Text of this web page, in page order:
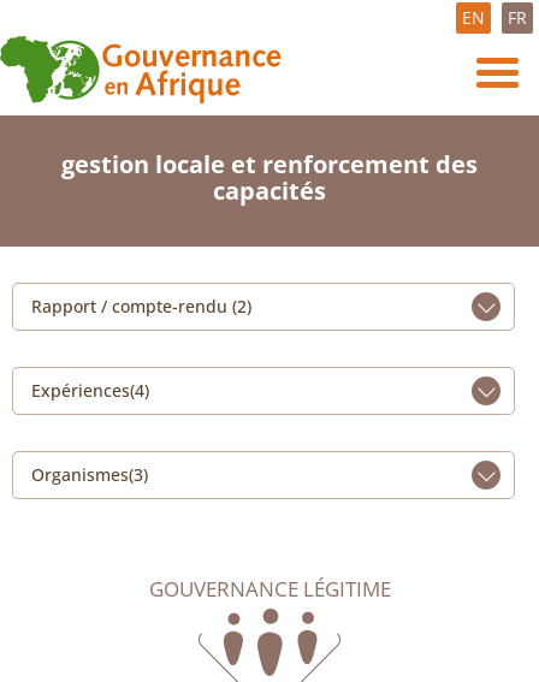
EN FR
gestion locale et renforcement des
capacités
Rapport / compte-rendu (2)
Expériences(4)
Organismes(3)
GOUVERNANCE LÉGITIME